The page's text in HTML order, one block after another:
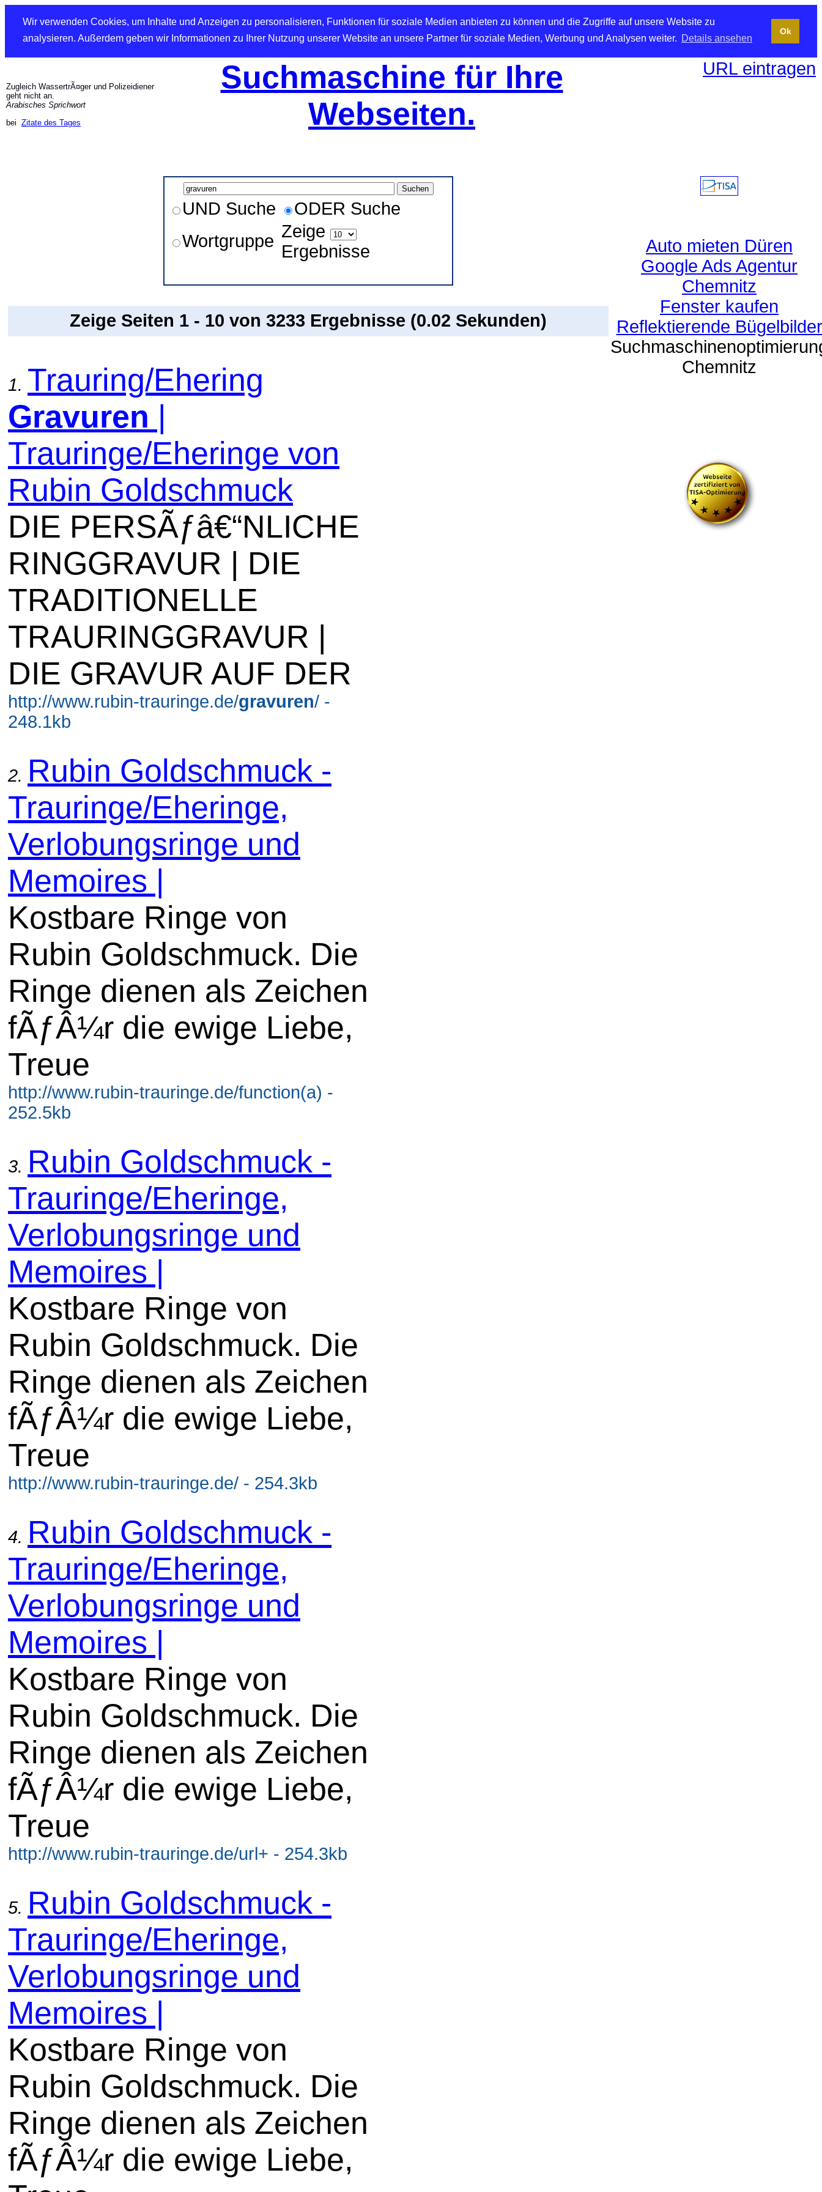
Wir verwenden Cookies, um Inhalte und Anzeigen zu personalisieren, Funktionen für soziale Medien anbieten zu können und die Zugriffe auf unsere Website zu
analysieren. Außerdem geben wir Informationen zu Ihrer Nutzung unserer Website an unsere Partner für soziale Medien, Werbung und Analysen weiter. Details ansehen
Ok
Zugleich WassertrÃ¤ger und Polizeidiener
geht nicht an.
Arabisches Sprichwort
bei Zitate des Tages
Suchmaschine für Ihre
Webseiten.
URL eintragen
UND Suche
ODER Suche
Wortgruppe Zeige
Ergebnisse
Zeige Seiten 1 - 10 von 3233 Ergebnisse (0.02 Sekunden)
1. Trauring/Ehering
Gravuren |
Trauringe/Eheringe von
Rubin Goldschmuck
DIE PERSÃƒâ€“NLICHE
RINGGRAVUR | DIE
TRADITIONELLE
TRAURINGGRAVUR |
DIE GRAVUR AUF DER
http://www.rubin-trauringe.de/gravuren/ -
248.1kb
2. Rubin Goldschmuck -
Trauringe/Eheringe,
Verlobungsringe und
Memoires |
Kostbare Ringe von
Rubin Goldschmuck. Die
Ringe dienen als Zeichen
fÃƒÂ¼r die ewige Liebe,
Treue
http://www.rubin-trauringe.de/function(a) -
252.5kb
3. Rubin Goldschmuck -
Trauringe/Eheringe,
Verlobungsringe und
Memoires |
Kostbare Ringe von
Rubin Goldschmuck. Die
Ringe dienen als Zeichen
fÃƒÂ¼r die ewige Liebe,
Treue
http://www.rubin-trauringe.de/ - 254.3kb
4. Rubin Goldschmuck -
Trauringe/Eheringe,
Verlobungsringe und
Memoires |
Kostbare Ringe von
Rubin Goldschmuck. Die
Ringe dienen als Zeichen
fÃƒÂ¼r die ewige Liebe,
Treue
http://www.rubin-trauringe.de/url+ - 254.3kb
5. Rubin Goldschmuck -
Trauringe/Eheringe,
Verlobungsringe und
Memoires |
Kostbare Ringe von
Rubin Goldschmuck. Die
Ringe dienen als Zeichen
fÃƒÂ¼r die ewige Liebe,
Auto mieten Düren
Google Ads Agentur
Chemnitz
Fenster kaufen
Reflektierende Bügelbilder
Chemnitz